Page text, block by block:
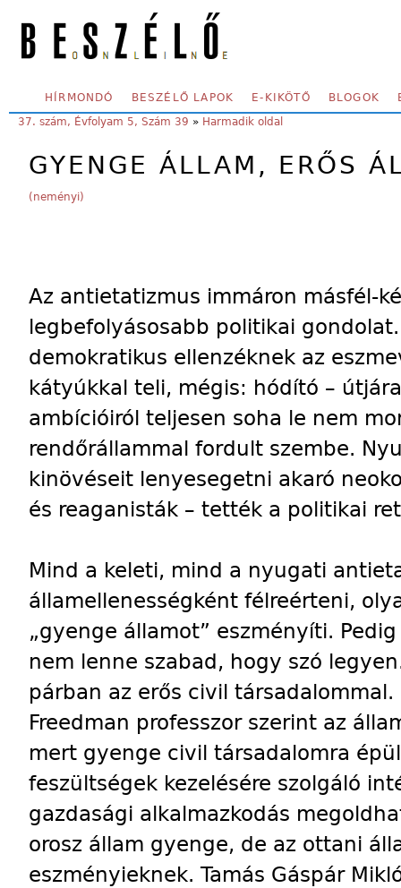
SECONDARY MENU
HÍRMONDÓ BESZÉLŐ LAPOK E-KIKÖTŐ BLOGOK
YOU ARE HERE:
37. szám, Évfolyam 5, Szám 39 » Harmadik oldal
GYENGE ÁLLAM, ERŐS
(neményi)
Az antietatizmus immáron másfél-
legbefolyásosabb politikai
demokratikus ellenzéknek az
kátyúkkal teli, mégis: hódító –
ambícióiról teljesen soha le nem
rendőrállammal fordult szembe.
kinövéseit lenyesegetni akaró
és reaganisták – tették a politikai
Mind a keleti, mind a nyugati
államellenességként félreérteni,
„gyenge államot” eszményíti.
nem lenne szabad, hogy szó
párban az erős civil
Freedman professzor szerint az
mert gyenge civil társadalomra
feszültségek kezelésére szolgáló
gazdasági alkalmazkodás
orosz állam gyenge, de az ottani
eszményieknek. Tamás Gáspár